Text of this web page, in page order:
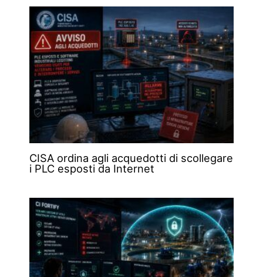
CISA ordina agli acquedotti di scollegare
i PLC esposti da Internet